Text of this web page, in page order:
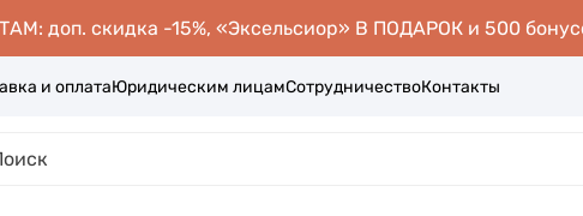
доп. скидка -15%, «Эксельсиор» В ПОДАРОК и 500
и оплатаЮридическим лицамСотрудничествоКонтакты